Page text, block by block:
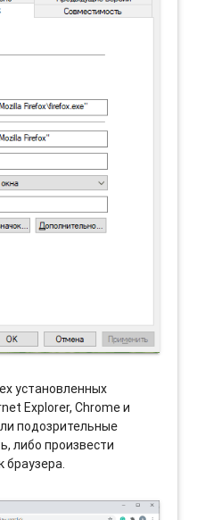
установленных
Explorer, Chrome и
подозрительные
либо произвести
браузера.